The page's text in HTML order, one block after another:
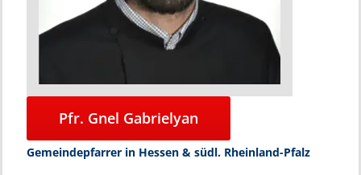
Pfr. Gnel Gabrielyan
Gemeindepfarrer in Hessen & südl. Rheinland-Pfalz